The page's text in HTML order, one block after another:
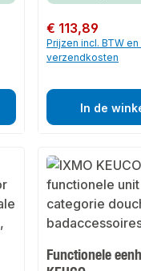
Normale prijs:
€ 113,89
Prijzen incl. BTW en
verzendkosten
In de
Functionele